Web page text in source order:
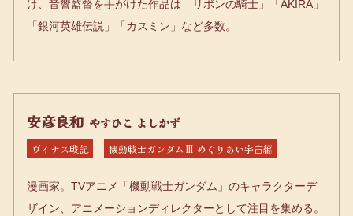
け、音響監督を手がけた作品は「リボンの騎士」「AKIRA」
「銀河英雄伝説」「カスミン」など多数。
安彦良和 やすひこ よしかず
ヴイナス戦記 機動戦士ガンダムⅢ めぐりあい宇宙編
漫画家。TVアニメ「機動戦士ガンダム」のキャラクターデ
ザイン、アニメーションディレクターとして注目を集める。